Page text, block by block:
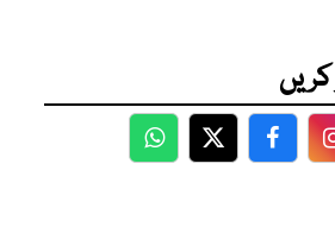
WhatsApp
Twitter